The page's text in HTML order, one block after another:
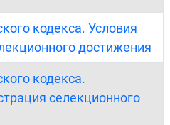
кодекса. Условия
достижения
кодекса.
селекционного